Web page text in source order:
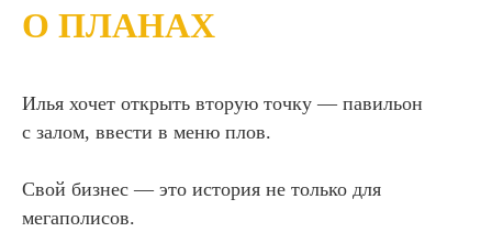
О ПЛАНАХ
Илья хочет открыть вторую точку — павильон
с залом, ввести в меню плов.
Свой бизнес — это история не только для
мегаполисов.